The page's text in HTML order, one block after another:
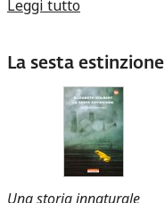
Leggi tutto
La sesta estinzione
Una storia innaturale